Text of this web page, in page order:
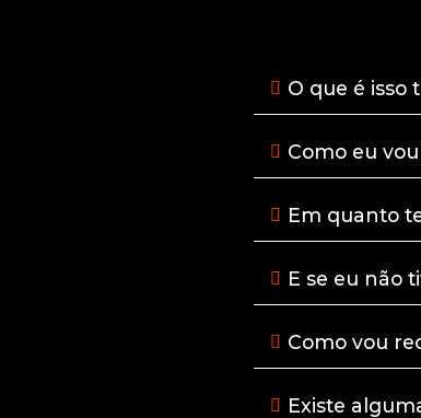
O que é isso
Como eu
Em quanto
E se eu não
Como vou
Existe